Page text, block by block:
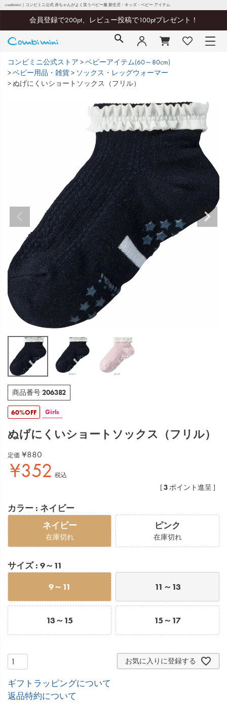
combimini｜コンビミニ公式 赤ちゃんがよく笑うベビー服 新生児・キッズ・ベビー アイテム
会員登録で200pt、レビュー投稿で100ptプレゼント！
コンビミニ公式ストア
ベビーアイテム(60～80cm)
ベビー用品・雑貨
ソックス・レッグウォーマー
ぬげにくいショートソックス（フリル）
商品番号206382
60%OFF Girls
ぬげにくいショートソックス（フリル）
定価 ¥880
¥352 税込
[3ポイント進呈 ]
カラー
ネイビー
ネイビー
在庫切れ
ピンク
在庫切れ
サイズ 9～11
9～11 11～13
13～15 15～17
お気に入りに登録する
ギフトラッピングについて
返品特約について